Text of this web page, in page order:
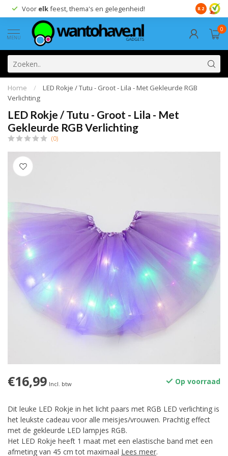
Voor elkfeest, thema's en gelegenheid! 8.2
MENU
0
Home /
LED Rokje / Tutu - Groot - Lila - Met Gekleurde RGB
Verlichting
LED Rokje / Tutu - Groot - Lila - Met
Gekleurde RGB Verlichting
(0)
€16,99 Incl. btw Op voorraad
Dit leuke LED Rokje in het licht paars met RGB LED verlichting is
het leukste cadeau voor alle meisjes/vrouwen. Prachtig effect
met de gekleurde LED lampjes RGB.
Het LED Rokje heeft 1 maat met een elastische band met een
afmeting van 45 cm tot maximaal Lees meer.